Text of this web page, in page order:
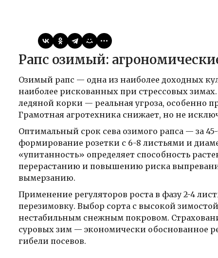
Рапс озимый:
Озимый рапс — одна из наиболее доходных
наиболее рискованных при стрессовых
ледяной корки — реальная угроза, особенно
Грамотная агротехника снижает, но не
Оптимальный срок сева озимого рапса — за
формирование розетки с 6-8 листьями и
«упитанность» определяет способность
перерастанию и повышению риска
вымерзанию.
Применение регуляторов роста в фазу 2-4
перезимовку. Выбор сорта с высокой
нестабильным снежным покровом.
суровых зим — экономически обоснованное
гибели посевов.